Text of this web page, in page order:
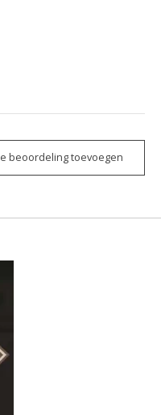
beoordeling toevoegen